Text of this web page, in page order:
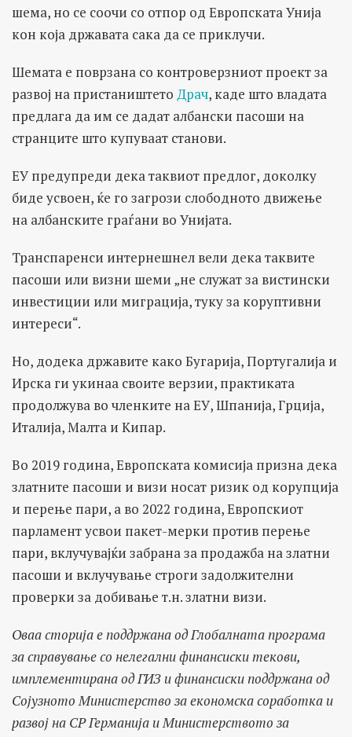
шема, но се соочи со отпор од Европската Унија
кон која државата сака да се приклучи.
Шемата е поврзана со контроверзниот проект за
развој на пристаништето Драч, каде што владата
предлага да им се дадат албански пасоши на
странците што купуваат станови.
ЕУ предупреди дека таквиот предлог, доколку
биде усвоен, ќе го загрози слободното движење
на албанските граѓани во Унијата.
Транспаренси интернешнел вели дека таквите
пасоши или визни шеми „не служат за вистински
инвестиции или миграција, туку за коруптивни
интереси“.
Но, додека државите како Бугарија, Португалија и
Ирска ги укинаа своите верзии, практиката
продолжува во членките на ЕУ, Шпанија, Грција,
Италија, Малта и Кипар.
Во 2019 година, Европската комисија призна дека
златните пасоши и визи носат ризик од корупција
и перење пари, а во 2022 година, Европскиот
парламент усвои пакет-мерки против перење
пари, вклучувајќи забрана за продажба на златни
пасоши и вклучување строги задолжителни
проверки за добивање т.н. златни визи.
Оваа сторија е поддржана од Глобалната програма
за справување со нелегални финансиски текови,
имплементирана од ГИЗ и финансиски поддржана од
Сојузното Министерство за економска соработка и
развој на СР Германија и Министерството за